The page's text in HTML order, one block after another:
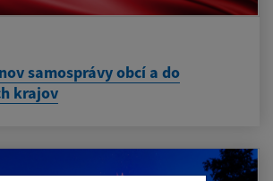
samosprávy obcí a do
krajov